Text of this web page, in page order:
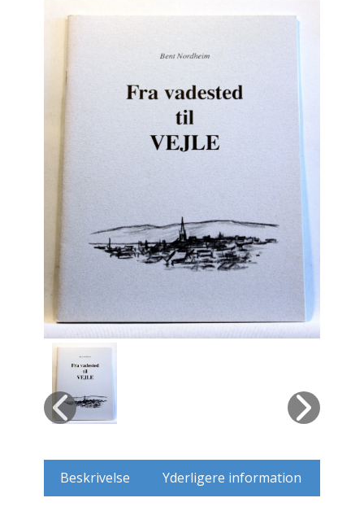
Fantasy / Sciencefiction
Filosofi
Håndarbejde
Håndværk
Historie
Hobby
Hus / Have
Husdyr
Beskrivelse Yderligere information